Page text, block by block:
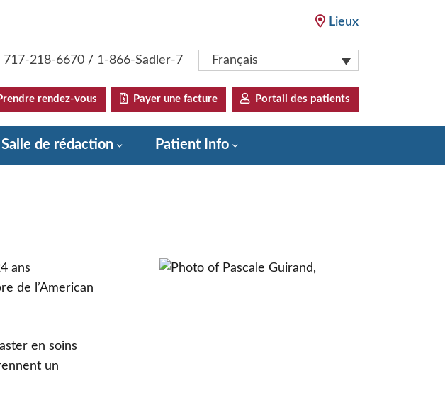
Lieux
717-218-6670 / 1-866-Sadler-7 Français
rendez-vous Payer une facture Portail des patients
Salle de rédaction Patient Info
ans
de l’American
en soins
un